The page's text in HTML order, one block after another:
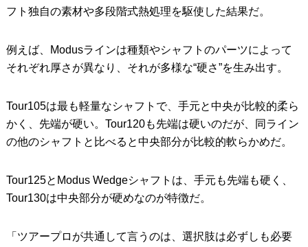
フト独自の素材や多段階式熱処理を駆使した結果だ。
例えば、Modusラインは種類やシャフトのパーツによって
それぞれ厚さが異なり、それが多様な“硬さ”を生み出す。
Tour105は最も軽量なシャフトで、手元と中央が比較的柔ら
かく、先端が硬い。Tour120も先端は硬いのだが、同ライン
の他のシャフトと比べると中央部分が比較的軟らかめだ。
Tour125とModus Wedgeシャフトは、手元も先端も硬く、
Tour130は中央部分が硬めなのが特徴だ。
「ツアープロが共通して言うのは、選択肢は必ずしも必要